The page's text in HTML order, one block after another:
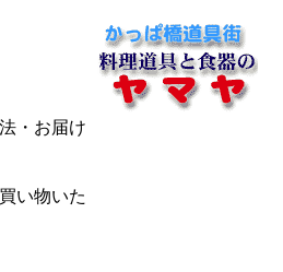
・お届け
い物いた